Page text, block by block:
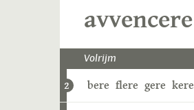
avvencere
Volrijm
2 bere flere gere kere